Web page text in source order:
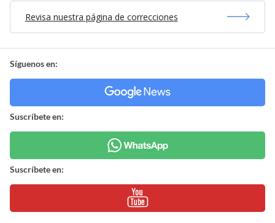
Revisa nuestra página de correcciones
Síguenos en:
Suscríbete en:
Suscríbete en: